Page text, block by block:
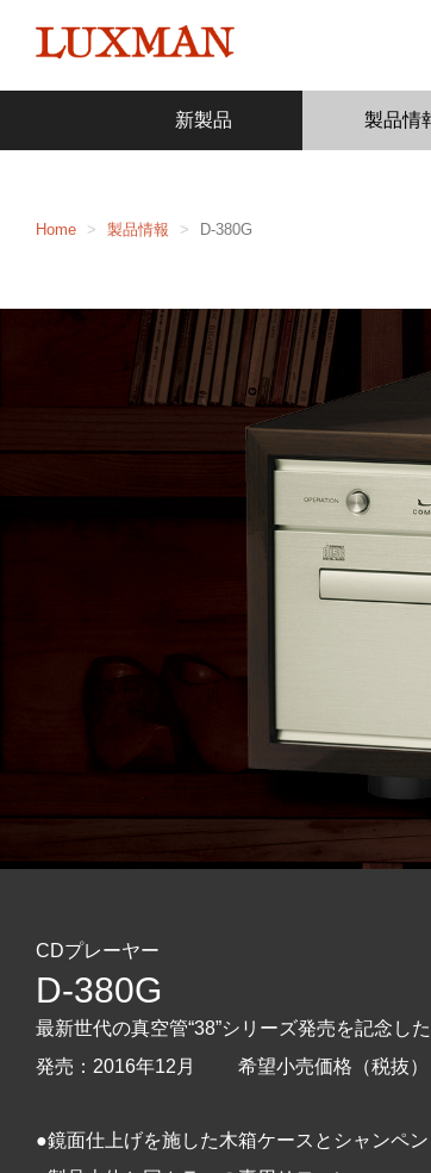
新製品 製品情
Home 製品情報 D-380G
CDプレーヤー
D-380G
最新世代の真空管“38”シリーズ発売を記念し
発売：2016年12月 希望小売価格（税抜）
●鏡面仕上げを施した木箱ケースとシャンペ